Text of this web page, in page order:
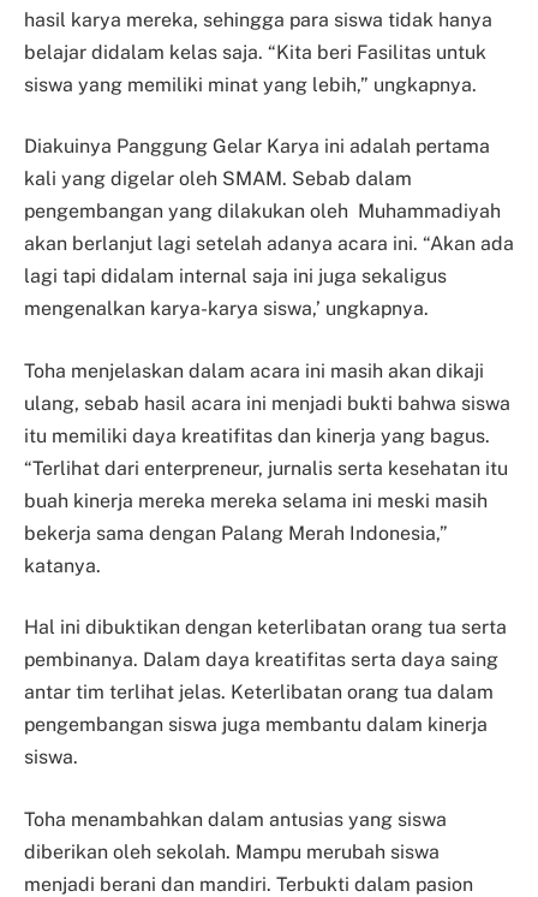
hasil karya mereka, sehingga para siswa tidak hanya
belajar didalam kelas saja. “Kita beri Fasilitas untuk
siswa yang memiliki minat yang lebih,” ungkapnya.
Diakuinya Panggung Gelar Karya ini adalah pertama
kali yang digelar oleh SMAM. Sebab dalam
pengembangan yang dilakukan oleh Muhammadiyah
akan berlanjut lagi setelah adanya acara ini. “Akan ada
lagi tapi didalam internal saja ini juga sekaligus
mengenalkan karya-karya siswa,’ ungkapnya.
Toha menjelaskan dalam acara ini masih akan dikaji
ulang, sebab hasil acara ini menjadi bukti bahwa siswa
itu memiliki daya kreatifitas dan kinerja yang bagus.
“Terlihat dari enterpreneur, jurnalis serta kesehatan itu
buah kinerja mereka mereka selama ini meski masih
bekerja sama dengan Palang Merah Indonesia,”
katanya.
Hal ini dibuktikan dengan keterlibatan orang tua serta
pembinanya. Dalam daya kreatifitas serta daya saing
antar tim terlihat jelas. Keterlibatan orang tua dalam
pengembangan siswa juga membantu dalam kinerja
siswa.
Toha menambahkan dalam antusias yang siswa
diberikan oleh sekolah. Mampu merubah siswa
menjadi berani dan mandiri. Terbukti dalam pasion